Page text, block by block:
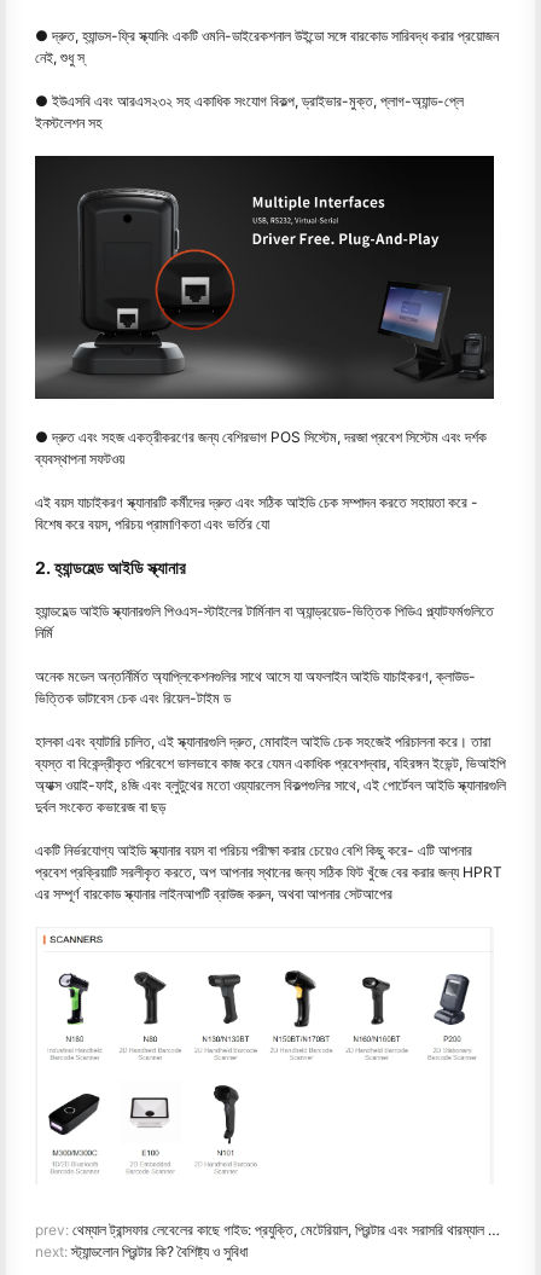
● দ্রুত, হ্যান্ডস-ফ্রি স্ক্যানিং একটি ওমনি-ডাইরেকশনাল উইন্ডো সঙ্গে বারকোড সারিবদ্ধ করার প্রয়োজন
নেই, শুধু স্
● ইউএসবি এবং আরএস২৩২ সহ একাধিক সংযোগ বিকল্প, ড্রাইভার-মুক্ত, প্লাগ-অ্যান্ড-প্লে
ইনস্টলেশন সহ
● দ্রুত এবং সহজ একত্রীকরণের জন্য বেশিরভাগ POS সিস্টেম, দরজা প্রবেশ সিস্টেম এবং দর্শক
ব্যবস্থাপনা সফটওয়
এই বয়স যাচাইকরণ স্ক্যানারটি কর্মীদের দ্রুত এবং সঠিক আইডি চেক সম্পাদন করতে সহায়তা করে -
বিশেষ করে বয়স, পরিচয় প্রামাণিকতা এবং ভর্তির যো
2. হ্যান্ডহেল্ড আইডি স্ক্যানার
হ্যান্ডহেল্ড আইডি স্ক্যানারগুলি পিওএস-স্টাইলের টার্মিনাল বা অ্যান্ড্রয়েড-ভিত্তিক পিডিএ প্ল্যাটফর্মগুলিতে
নির্মি
অনেক মডেল অন্তর্নির্মিত অ্যাপ্লিকেশনগুলির সাথে আসে যা অফলাইন আইডি যাচাইকরণ, ক্লাউড-
ভিত্তিক ডাটাবেস চেক এবং রিয়েল-টাইম ড
হালকা এবং ব্যাটারি চালিত, এই স্ক্যানারগুলি দ্রুত, মোবাইল আইডি চেক সহজেই পরিচালনা করে। তারা
ব্যস্ত বা বিকেন্দ্রীকৃত পরিবেশে ভালভাবে কাজ করে যেমন একাধিক প্রবেশদ্বার, বহিরঙ্গন ইভেন্ট, ভিআইপি
অ্যাক্স ওয়াই-ফাই, ৪জি এবং ব্লুটুথের মতো ওয়্যারলেস বিকল্পগুলির সাথে, এই পোর্টেবল আইডি স্ক্যানারগুলি
দুর্বল সংকেত কভারেজ বা ছড়
একটি নির্ভরযোগ্য আইডি স্ক্যানার বয়স বা পরিচয় পরীক্ষা করার চেয়েও বেশি কিছু করে- এটি আপনার
প্রবেশ প্রক্রিয়াটি সরলীকৃত করতে, অপ আপনার স্থানের জন্য সঠিক ফিট খুঁজে বের করার জন্য HPRT
এর সম্পূর্ণ বারকোড স্ক্যানার লাইনআপটি ব্রাউজ করুন, অথবা আপনার সেটআপের
prev: থেম্যাল ট্রান্সফার লেবেলের কাছে গাইড: প্রযুক্তি, মেটেরিয়াল, প্রিন্টার এবং সরাসরি থারম্যাল তুলনা
next:স্ট্যান্ডলোন প্রিন্টার কি? বৈশিষ্ট্য ও সুবিধা